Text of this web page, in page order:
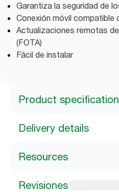
Garantiza la seguridad de
Conexión móvil compatible
Actualizaciones remotas
(FOTA)
Fácil de instalar
Product
Delivery details
Resources
Revisiones